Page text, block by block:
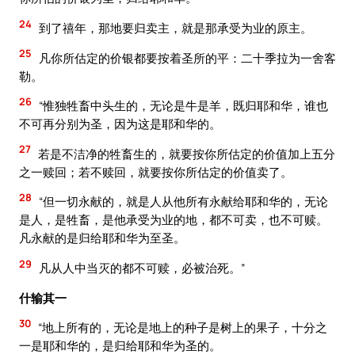
24 到了禧年，那地要归卖主，就是那承受为业的原主。
25
凡你所估定的价银都要按着圣所的平：二十季拉为一舍客
勒。
26 “惟独牲畜中头生的，无论是牛是羊，既归耶和华，谁也
不可再分别为圣，因为这是耶和华的。
27 若是不洁净的牲畜生的，就要按你所估定的价值加上五分
之一赎回；若不赎回，就要按你所估定的价值卖了。
28
“但一切永献的，就是人从他所有永献给耶和华的，无论
是人，是牲畜，是他承受为业的地，都不可卖，也不可赎。
凡永献的是归给耶和华为至圣。
29
凡从人中当灭的都不可赎，必被治死。”
什输其一
30 “地上所有的，无论是地上的种子是树上的果子，十分之
一是耶和华的，是归给耶和华为圣的。